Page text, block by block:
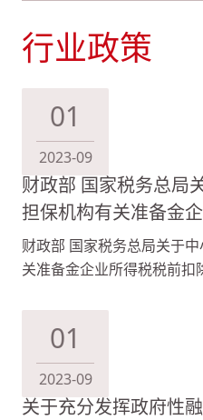
行业政策
01
2023-09
财政部 国家税务总局
担保机构有关准备金
的通知
财政部 国家税务总局关于
关准备金企业所得税税前扣
01
2023-09
关于充分发挥政府性